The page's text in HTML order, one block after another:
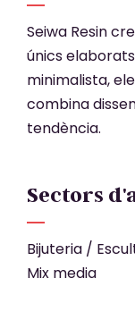
Seiwa Resin
únics
minimalista,
combina
tendència.
Sectors
Bijuteria /
Mix media